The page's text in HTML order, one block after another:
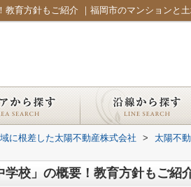
育方針もご紹介 ｜福岡市のマンションと
に根差した太陽不動産株式会社 > 太陽不
校」の概要！教育方針もご紹